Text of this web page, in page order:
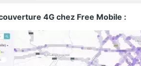
4G chez Free Mobile :